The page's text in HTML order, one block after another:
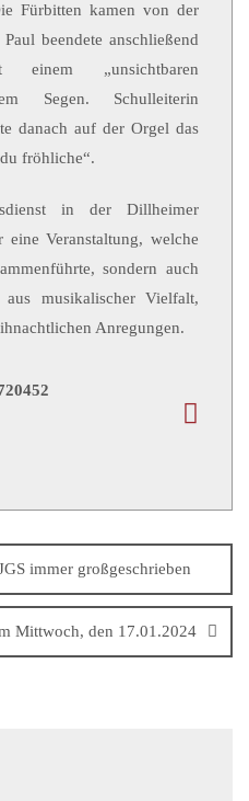
Fürbitten kamen von der
beendete anschließend
„unsichtbaren
Segen. Schulleiterin
danach auf der Orgel das
fröhliche“.
in der Dillheimer
Veranstaltung, welche
sondern auch
musikalischer Vielfalt,
Anregungen.
immer großgeschrieben
Mittwoch, den 17.01.2024